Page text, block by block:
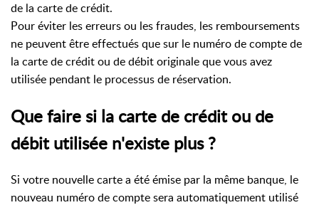
de la carte de crédit.
Pour éviter les erreurs ou les fraudes, les remboursements
ne peuvent être effectués que sur le numéro de compte de
la carte de crédit ou de débit originale que vous avez
utilisée pendant le processus de réservation.
Que faire si la carte de crédit ou de
débit utilisée n'existe plus ?
Si votre nouvelle carte a été émise par la même banque, le
nouveau numéro de compte sera automatiquement utilisé